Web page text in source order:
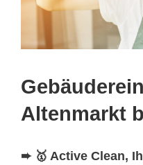
Altenmarkt
➨ 🥇 Active Clean,